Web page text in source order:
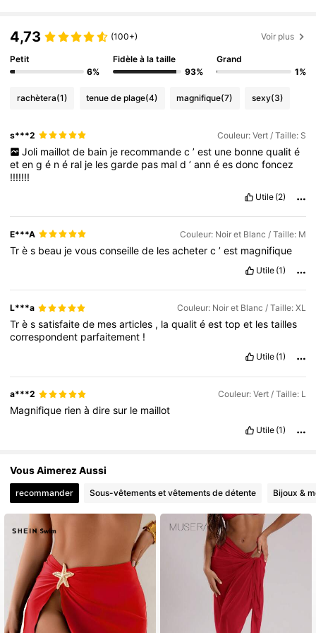
4,79 69K Suiveurs
4,73 (100+) Voir plus
Petit
6%
Fidèle à la taille
93%
Grand
1%
rachètera(1) tenue de plage(4) magnifique(7) sexy(3)
s***2 Couleur: Vert / Taille: S
Joli maillot de bain je recommande c ’ est une bonne qualit é
etengé né ral je lesgarde pas mald’annéesdoncfoncez
!!!!!!!
Utile (2)
E***A Couleur: Noir et Blanc / Taille: M
Très beau jevousconseillede lesacheterc’est magnifique
Utile (1)
L***a Couleur: Noir et Blanc / Taille: XL
Trèssatisfaitede mesarticles , laqualitéesttopet lestailles
correspondent parfaitement !
Utile (1)
a***2 Couleur: Vert / Taille: L
Magnifique rienàdiresur le maillot
Utile (1)
Vous Aimerez Aussi
recommander Sous-vêtements et vêtements de détente Bijoux &